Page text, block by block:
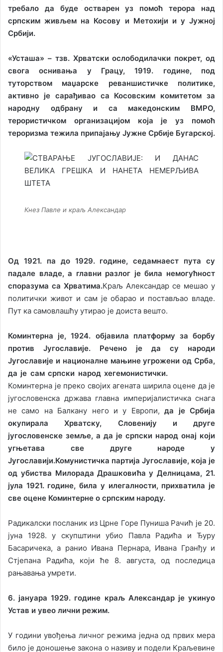
требало да буде остварен уз помоћ терора над
српским живљем на Косову и Метохији и у Јужној
Србији.
«Усташа» – тзв. Хрватски ослободилачки покрет, од
свога оснивања у Грацу, 1919. године, под
туторством маџарске реваншистичке политике,
активно је сарађивао са Косовским комитетом за
народну одбрану и са македонским ВМРО,
терористичком организацијом која је уз помоћ
тероризма тежила припајању Јужне Србије Бугарској.
Кнез Павле и краљ Александар
Од 1921. па до 1929. године, седамнаест пута су
падале владе, а главни разлог је била немогућност
споразума са Хрватима.Краљ Александар се мешао у
политички живот и сам је обарао и постављао владе.
Пут ка самовлашћу утирао је доиста вешто.
Коминтерна је, 1924. објавила платформу за борбу
против Југославије. Речено је да су народи
Југославије и националне мањине угрожени од Срба,
да је сам српски народ хегемонистички.
Коминтерна је преко својих агената ширила оцене да је
југословенска држава главна империјалистичка снага
не само на Балкану него и у Европи,да је Србија
окупирала Хрватску, Словенију и друге
југословенске земље, а да је српски народ онај који
угњетава све друге народе у
Југославији.Комунистичка партија Југославије, која је
од убиства Милорада Драшковића у Делницама, 21.
јула 1921. године, била у илегалности, прихватила је
све оцене Коминтерне о српским народу.
Радикалски посланик из Црне Горе Пуниша Рачић је 20.
јуна 1928. у скупштини убио Павла Радића и Ђуру
Басаричека, а ранио Ивана Пернара, Ивана Гранђу и
Стјепана Радића, који ће 8. августа, од последица
рањавања умрети.
6. јануара 1929. године краљ Александар је укинуо
Устав и увео лични режим.
У години увођења личног режима једна од првих мера
било је доношење закона о називу и подели Краљевине